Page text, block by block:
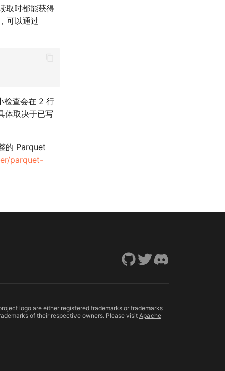
取时都能获得
可以通过
检查会在 2 行
体取决于已写
的 Parquet
parquet-
logo are either registered trademarks or trademarks
of their respective owners. Please visit Apache